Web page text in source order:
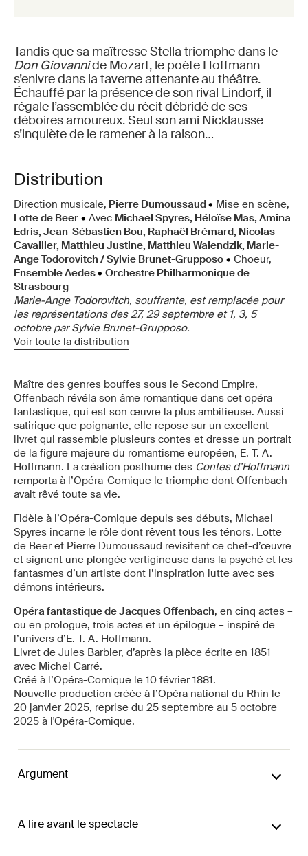
Tandis que sa maîtresse Stella triomphe dans le
Don Giovannide Mozart, le poète Hoffmann
s’enivre dans la taverne attenante au théâtre.
Échauffé par la présence de son rival Lindorf, il
régale l’assemblée du récit débridé de ses
déboires amoureux. Seul son ami Nicklausse
s’inquiète de le ramener à la raison…
Distribution
Direction musicale, Pierre Dumoussaud• Mise en scène,
Lotte de Beer • Avec Michael Spyres, Héloïse Mas, Amina
Edris, Jean-Sébastien Bou, Raphaël Brémard, Nicolas
Cavallier, Matthieu Justine, Matthieu Walendzik, Marie-
Ange Todorovitch / Sylvie Brunet-Grupposo • Choeur,
Ensemble Aedes• Orchestre Philharmonique de
Strasbourg
Marie-Ange Todorovitch, souffrante, est remplacée pour
les représentations des 27, 29 septembre et 1, 3, 5
octobre par Sylvie Brunet-Grupposo.
Voir toute la distribution
Maître des genres bouffes sous le Second Empire,
Offenbach révéla son âme romantique dans cet opéra
fantastique, qui est son œuvre la plus ambitieuse. Aussi
satirique que poignante, elle repose sur un excellent
livret qui rassemble plusieurs contes et dresse un portrait
de la figure majeure du romantisme européen, E. T. A.
Hoffmann. La création posthume des Contes d’Hoffmann
remporta à l’Opéra-Comique le triomphe dont Offenbach
avait rêvé toute sa vie.
Fidèle à l’Opéra-Comique depuis ses débuts, Michael
Spyres incarne le rôle dont rêvent tous les ténors. Lotte
de Beer et Pierre Dumoussaud revisitent ce chef-d’œuvre
et signent une plongée vertigineuse dans la psyché et les
fantasmes d’un artiste dont l’inspiration lutte avec ses
démons intérieurs.
Opéra fantastique de Jacques Offenbach, en cinq actes –
ou en prologue, trois actes et un épilogue – inspiré de
l’univers d’E. T. A. Hoffmann.
Livret de Jules Barbier, d’après la pièce écrite en 1851
avec Michel Carré.
Créé à l’Opéra-Comique le 10 février 1881.
Nouvelle production créée à l’Opéra national du Rhin le
20 janvier 2025, reprise du 25 septembre au 5 octobre
2025 à l'Opéra-Comique.
Argument
A lire avant le spectacle